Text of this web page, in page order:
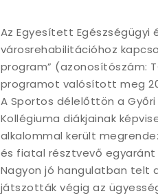
Az Egyesített Egészségügyi
városrehabilitációhoz
program” (azonosítószám:
programot valósított meg
A Sportos délelőttön a Győri
Kollégiuma diákjainak
alkalommal került
és fiatal résztvevő
Nagyon jó hangulatban telt
játszották végig az